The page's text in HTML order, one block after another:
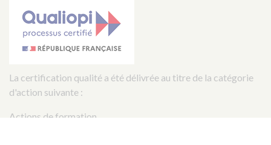
La certification qualité a été délivrée au titre de la catégorie
d'action suivante :
Actions de formation